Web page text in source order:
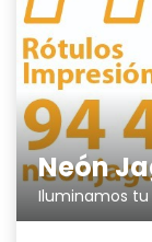
Neón
Iluminamos